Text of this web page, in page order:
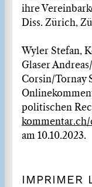
ihre
Diss. Zürich,
Wyler Stefan,
Glaser
Corsin/Tornay
politischen
am 10.10.2023.
IMPRIMER